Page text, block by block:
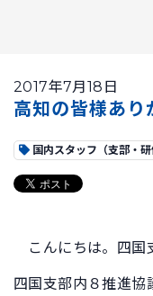
2017年7月18日
高知の皆様あり
国内スタッフ（支部・研
こんにちは。四国
四国支部内８推進協